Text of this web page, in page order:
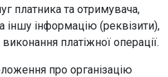
платника та отримувача,
іншу інформацію (реквізити),
платіжної операції.
про організацію